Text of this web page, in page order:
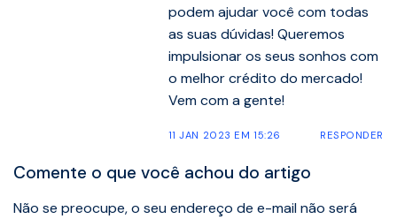
podem ajudar você com todas
as suas dúvidas! Queremos
impulsionar os seus sonhos com
o melhor crédito do mercado!
Vem com a gente!
11 JAN 2023 EM 15:26 RESPONDER
Comente o que você achou do artigo
Não se preocupe, o seu endereço de e-mail não será